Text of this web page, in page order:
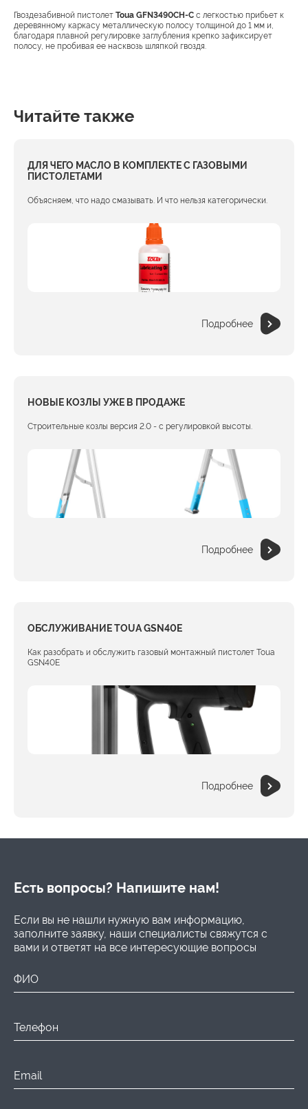
Гвоздезабивной пистолет Toua GFN3490CH-C с легкостью прибьет к
деревянному каркасу металлическую полосу толщиной до 1 мм и,
благодаря плавной регулировке заглубления крепко зафиксирует
полосу, не пробивая ее насквозь шляпкой гвоздя.
Читайте также
ДЛЯ ЧЕГО МАСЛО В КОМПЛЕКТЕ С ГАЗОВЫМИ
ПИСТОЛЕТАМИ
Объясняем, что надо смазывать. И что нельзя категорически.
Подробнее
НОВЫЕ КОЗЛЫ УЖЕ В ПРОДАЖЕ
Строительные козлы версия 2.0 - с регулировкой высоты.
Подробнее
ОБСЛУЖИВАНИЕ TOUA GSN40E
Как разобрать и обслужить газовый монтажный пистолет Toua
GSN40E
Подробнее
Есть вопросы? Напишите нам!
Если вы не нашли нужную вам информацию,
заполните заявку, наши специалисты свяжутся с
вами и ответят на все интересующие вопросы
ФИО
Телефон
Email